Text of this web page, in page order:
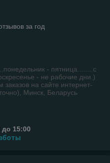
за год
- пятница........с
- не рабочие дни.)
на сайте интернет-
Минск, Беларусь
до 15:00